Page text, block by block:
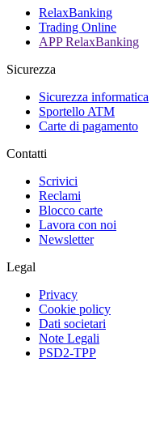
RelaxBanking
Trading Online
APP RelaxBanking
Sicurezza
Sicurezza informatica
Sportello ATM
Carte di pagamento
Contatti
Scrivici
Reclami
Blocco carte
Lavora con noi
Newsletter
Legal
Privacy
Cookie policy
Dati societari
Note Legali
PSD2-TPP